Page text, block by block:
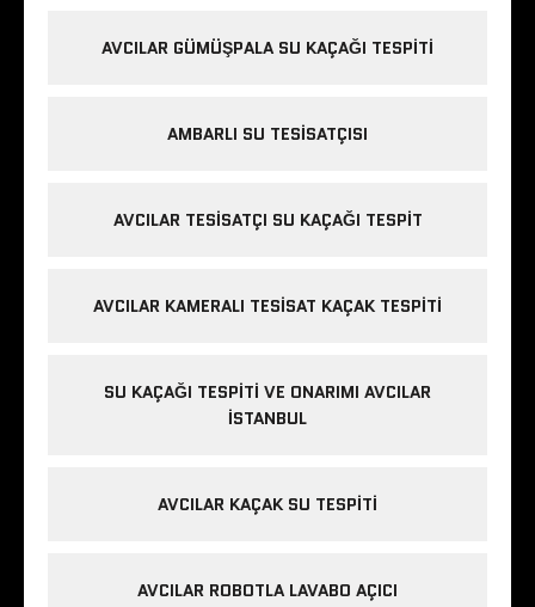
AVCILAR GÜMÜŞPALA SU KAÇAĞI TESPITI
AMBARLI SU TESISATÇISI
AVCILAR TESISATÇI SU KAÇAĞI TESPIT
AVCILAR KAMERALI TESISAT KAÇAK TESPITI
SU KAÇAĞI TESPITI VE ONARIMI AVCILAR
İSTANBUL
AVCILAR KAÇAK SU TESPITI
AVCILAR ROBOTLA LAVABO AÇICI